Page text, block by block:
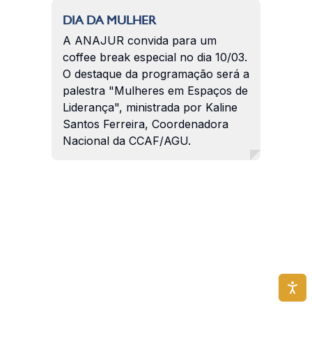
DIA DA MULHER
A ANAJUR convida para um
coffee break especial no dia 10/03.
O destaque da programação será a
palestra "Mulheres em Espaços de
Liderança", ministrada por Kaline
Santos Ferreira, Coordenadora
Nacional da CCAF/AGU.